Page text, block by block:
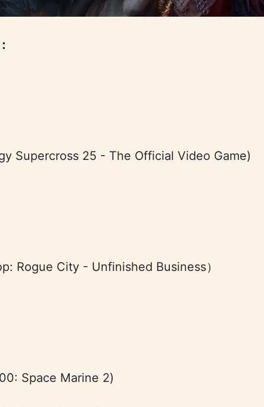
Supercross 25 - The Official Video Game)
Rogue City - Unfinished Business）
Space Marine 2)